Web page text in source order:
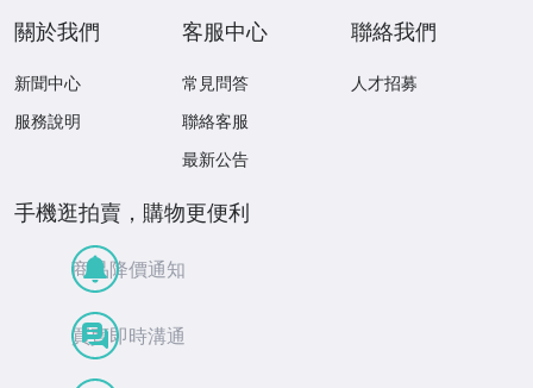
關於我們
新聞中心
服務說明
客服中心
常見問答
聯絡客服
最新公告
聯絡我們
人才招募
手機逛拍賣，購物更便利
商品降價通知
買賣即時溝通